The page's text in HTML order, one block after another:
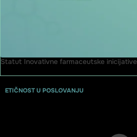
Statut Inovativne farmaceutske inicijative
ETIČNOST U POSLOVANJU